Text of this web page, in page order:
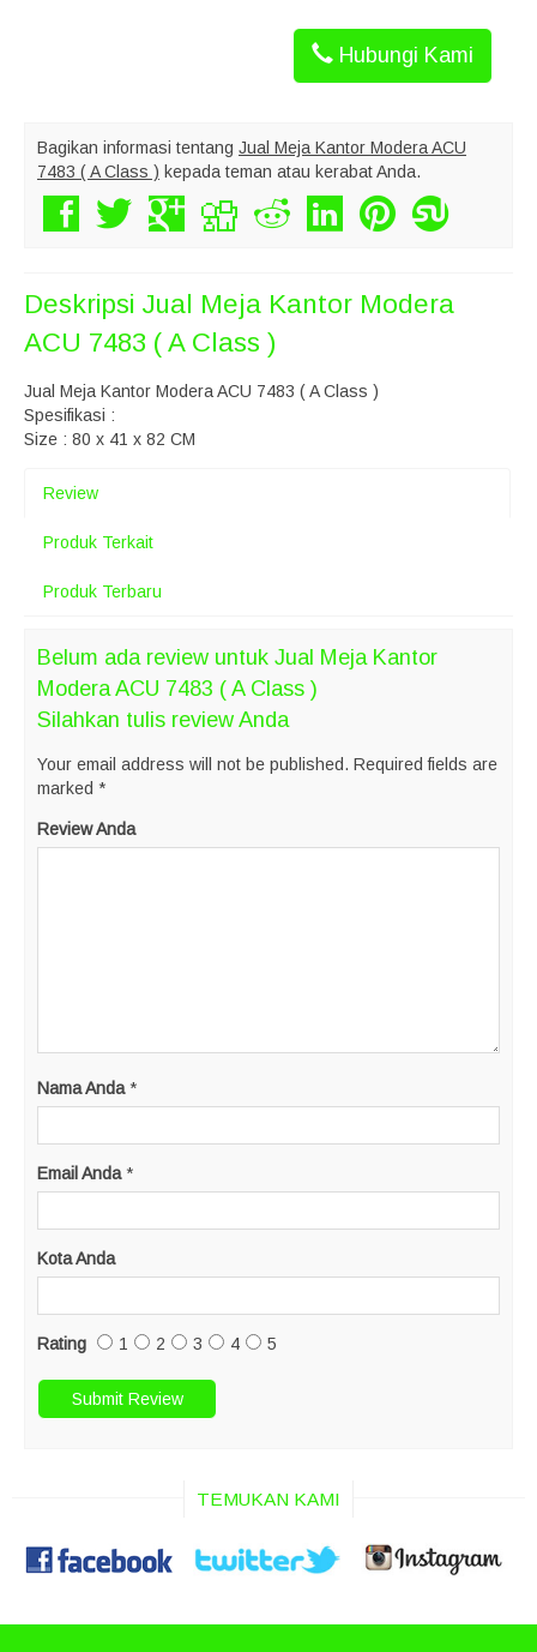
Hubungi Kami
Bagikan informasi tentang Jual Meja Kantor Modera ACU
7483 ( A Class ) kepada teman atau kerabat Anda.
Deskripsi Jual Meja Kantor Modera
ACU 7483 ( A Class )
Jual Meja Kantor Modera ACU 7483 ( A Class )
Spesifikasi :
Size : 80 x 41 x 82 CM
Review
Produk Terkait
Produk Terbaru
Belum ada review untuk Jual Meja Kantor
Modera ACU 7483 ( A Class )
Silahkan tulis review Anda
Your email address will not be published. Required fields are
marked *
Review Anda
Nama Anda *
Email Anda *
Kota Anda
Rating 1 2 3 4 5
TEMUKAN KAMI